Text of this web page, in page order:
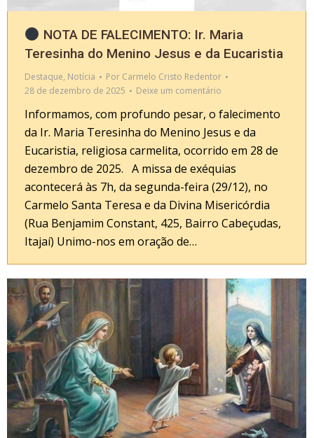
NOTA DE FALECIMENTO: Ir. Maria
Teresinha do Menino Jesus e da Eucaristia
Destaque, Notícia Por Carmelo Cristo Redentor
28 de dezembro de 2025
Deixe um comentário
Informamos, com profundo pesar, o falecimento
da Ir. Maria Teresinha do Menino Jesus e da
Eucaristia, religiosa carmelita, ocorrido em 28 de
dezembro de 2025. A missa de exéquias
acontecerá às 7h, da segunda-feira (29/12), no
Carmelo Santa Teresa e da Divina Misericórdia
(Rua Benjamim Constant, 425, Bairro Cabeçudas,
Itajaí) Unimo-nos em oração de…